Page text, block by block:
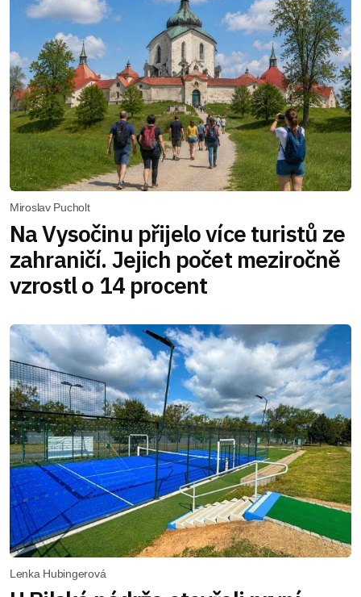
Miroslav Pucholt
Na Vysočinu přijelo více turistů ze
zahraničí. Jejich počet meziročně
vzrostl o 14 procent
Lenka Hubingerová